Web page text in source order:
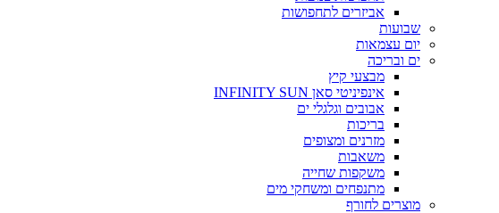
אביזרים לתחפושות
שבועות
יום עצמאות
ים ובריכה
מבצעי קיץ
אינפיניטי סאן INFINITY SUN
אבובים וגלגלי ים
בריכות
מזרנים ומצופים
משאבות
משקפות שחייה
מתנפחים ומשחקי מים
מוצרים לחורף